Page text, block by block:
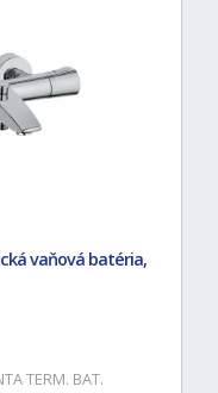
vaňová batéria,
TERM. BAT.